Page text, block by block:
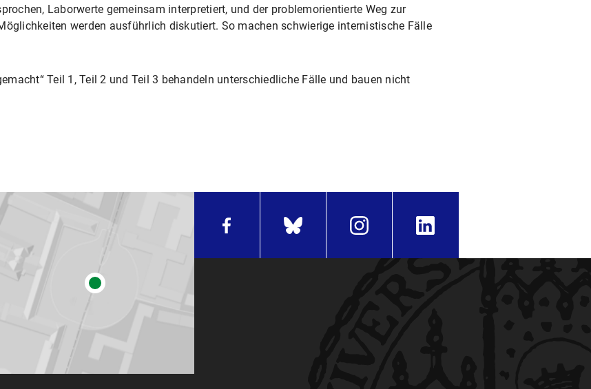
Laborwerte gemeinsam interpretiert, und der problemorientierte Weg zur
werden ausführlich diskutiert. So machen schwierige internistische Fälle
Teil 1, Teil 2 und Teil 3 behandeln unterschiedliche Fälle und bauen nicht